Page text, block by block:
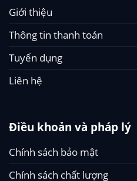
Giới thiệu
Thông tin thanh toán
Tuyển dụng
Liên hệ
Điều khoản và pháp lý
Chính sách bảo mật
Chính sách chất lượng